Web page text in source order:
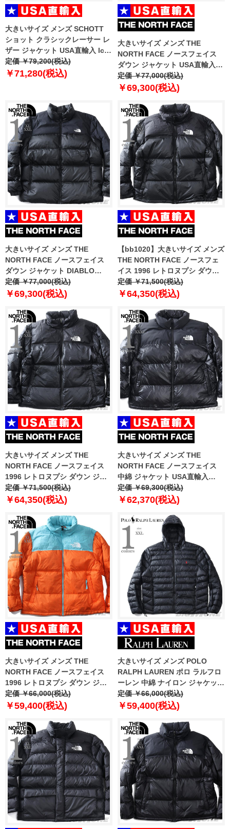
大きいサイズ メンズ SCHOTT
ショット クラシックレーサー レ
ザー ジャケット USA直輸入 lc-
940-d
定価 ￥79,200(税込)
￥71,280(税込)
大きいサイズ メンズ THE
NORTH FACE ノースフェイス
ダウン ジャケット USA直輸入
nf0a3y23-4h0
定価 ￥77,000(税込)
￥69,300(税込)
大きいサイズ メンズ THE
NORTH FACE ノースフェイス
ダウン ジャケット DIABLO
DOWN 2.0 JACKET USA直輸入
nf0a8993-ph5
定価 ￥77,000(税込)
￥69,300(税込)
【bb1020】大きいサイズ メンズ
THE NORTH FACE ノースフェ
イス 1996 レトロヌプシ ダウン
ジャケット 1996 RETRO
NUPTSE JACKET USA直輸入
定価 ￥71,500(税込)
￥64,350(税込)
大きいサイズ メンズ THE
NORTH FACE ノースフェイス
1996 レトロヌプシ ダウン ジャ
ケット 1996 RETRO NUPTSE
JACKET USA直輸入 nf0a3c8d-
定価 ￥71,500(税込)
￥64,350(税込)
大きいサイズ メンズ THE
NORTH FACE ノースフェイス
中綿 ジャケット USA直輸入
nj3nr50a
定価 ￥69,300(税込)
￥62,370(税込)
大きいサイズ メンズ THE
NORTH FACE ノースフェイス
1996 レトロヌプシ ダウン ジャ
ケット 1996 RETRO NUPTSE
JACKET USA直輸入 nf0a3c8d-
定価 ￥66,000(税込)
￥59,400(税込)
大きいサイズ メンズ POLO
RALPH LAUREN ポロ ラルフロ
ーレン 中綿 ナイロン ジャケット
USA直輸入 710955870-002
定価 ￥66,000(税込)
￥59,400(税込)